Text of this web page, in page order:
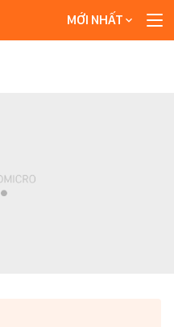
MỚI NHẤT